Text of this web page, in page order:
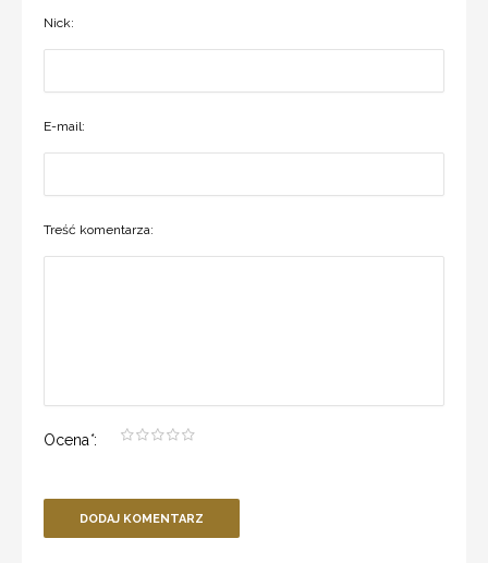
Nick:
E-mail:
Treść komentarza:
Ocena*:
DODAJ KOMENTARZ